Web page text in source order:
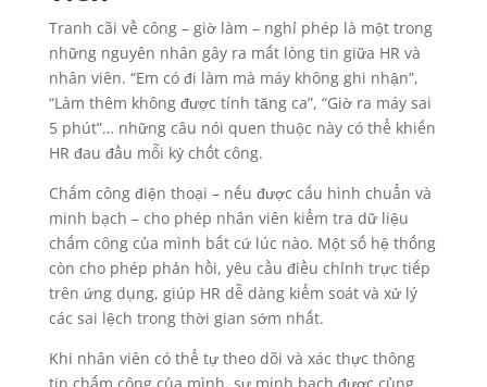
Tranh cãi về công – giờ làm – nghỉ phép là một trong
những nguyên nhân gây ra mất lòng tin giữa HR và
nhân viên. “Em có đi làm mà máy không ghi nhận”,
“Làm thêm không được tính tăng ca”, “Giờ ra máy sai
5 phút”… những câu nói quen thuộc này có thể khiến
HR đau đầu mỗi kỳ chốt công.
Chấm công điện thoại – nếu được cấu hình chuẩn và
minh bạch – cho phép nhân viên kiểm tra dữ liệu
chấm công của mình bất cứ lúc nào. Một số hệ thống
còn cho phép phản hồi, yêu cầu điều chỉnh trực tiếp
trên ứng dụng, giúp HR dễ dàng kiểm soát và xử lý
các sai lệch trong thời gian sớm nhất.
Khi nhân viên có thể tự theo dõi và xác thực thông